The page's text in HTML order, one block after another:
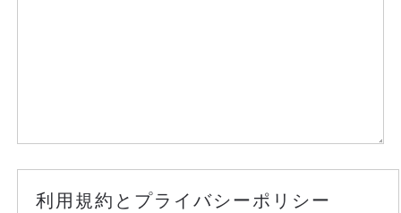
利用規約とプライバシーポリシー